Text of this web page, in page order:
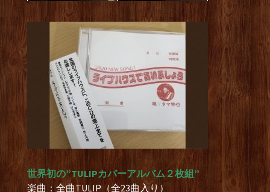
世界初の”TULIPカバーアルバム２枚組”
楽曲：全曲TULIP（全23曲入り）